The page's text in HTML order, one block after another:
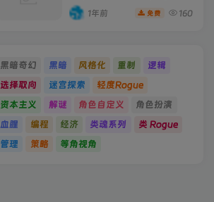
19066396 单机版/联机版]
1年前 免费 160
黑暗奇幻 黑暗 风格化 重制
逻辑
选择取向
迷宫探索
轻度Rogue
资本主义
解谜 角色自定义
角色扮演
血腥
编程 经济 类魂系列
类 Rogue
管理
策略 等角视角